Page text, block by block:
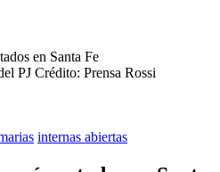
PJ Crédito: Prensa Rossi
internas abiertas